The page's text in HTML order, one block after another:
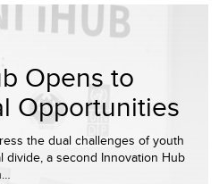
Opens to
Opportunities
the dual challenges of youth
divide, a second Innovation Hub